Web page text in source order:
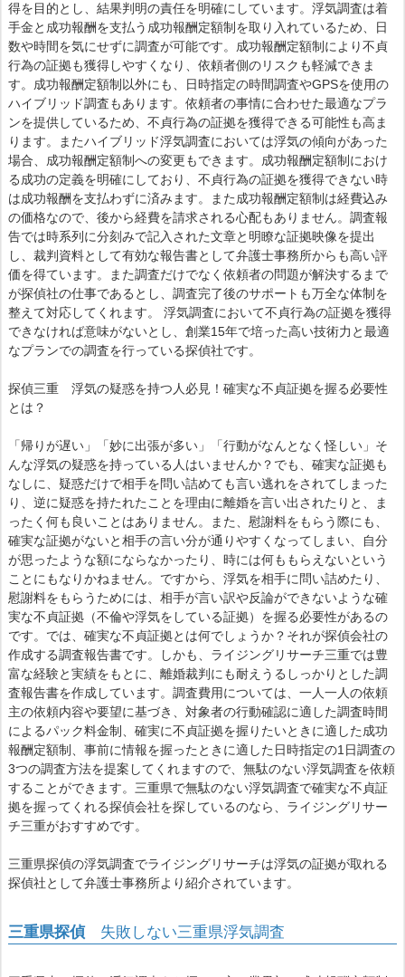
得を目的とし、結果判明の責任を明確にしています。浮気調査は着
手金と成功報酬を支払う成功報酬定額制を取り入れているため、日
数や時間を気にせずに調査が可能です。成功報酬定額制により不貞
行為の証拠も獲得しやすくなり、依頼者側のリスクも軽減できま
す。成功報酬定額制以外にも、日時指定の時間調査やGPSを使用の
ハイブリッド調査もあります。依頼者の事情に合わせた最適なプラ
ンを提供しているため、不貞行為の証拠を獲得できる可能性も高ま
ります。またハイブリッド浮気調査においては浮気の傾向があった
場合、成功報酬定額制への変更もできます。成功報酬定額制におけ
る成功の定義を明確にしており、不貞行為の証拠を獲得できない時
は成功報酬を支払わずに済みます。また成功報酬定額制は経費込み
の価格なので、後から経費を請求される心配もありません。調査報
告では時系列に分刻みで記入された文章と明瞭な証拠映像を提出
し、裁判資料として有効な報告書として弁護士事務所からも高い評
価を得ています。また調査だけでなく依頼者の問題が解決するまで
が探偵社の仕事であるとし、調査完了後のサポートも万全な体制を
整えて対応してくれます。 浮気調査において不貞行為の証拠を獲得
できなければ意味がないとし、創業15年で培った高い技術力と最適
なプランでの調査を行っている探偵社です。
探偵三重 浮気の疑惑を持つ人必見！確実な不貞証拠を握る必要性
とは？
「帰りが遅い」「妙に出張が多い」「行動がなんとなく怪しい」そ
んな浮気の疑惑を持っている人はいませんか？でも、確実な証拠も
なしに、疑惑だけで相手を問い詰めても言い逃れをされてしまった
り、逆に疑惑を持たれたことを理由に離婚を言い出されたりと、ま
ったく何も良いことはありません。また、慰謝料をもらう際にも、
確実な証拠がないと相手の言い分が通りやすくなってしまい、自分
が思ったような額にならなかったり、時には何ももらえないという
ことにもなりかねません。ですから、浮気を相手に問い詰めたり、
慰謝料をもらうためには、相手が言い訳や反論ができないような確
実な不貞証拠（不倫や浮気をしている証拠）を握る必要性があるの
です。では、確実な不貞証拠とは何でしょうか？それが探偵会社の
作成する調査報告書です。しかも、ライジングリサーチ三重では豊
富な経験と実績をもとに、離婚裁判にも耐えうるしっかりとした調
査報告書を作成しています。調査費用については、一人一人の依頼
主の依頼内容や要望に基づき、対象者の行動確認に適した調査時間
によるパック料金制、確実に不貞証拠を握りたいときに適した成功
報酬定額制、事前に情報を握ったときに適した日時指定の1日調査の
3つの調査方法を提案してくれますので、無駄のない浮気調査を依頼
することができます。三重県で無駄のない浮気調査で確実な不貞証
拠を握ってくれる探偵会社を探しているのなら、ライジングリサー
チ三重がおすすめです。
三重県探偵の浮気調査でライジングリサーチは浮気の証拠が取れる
探偵社として弁護士事務所より紹介されています。
三重県探偵失敗しない三重県浮気調査